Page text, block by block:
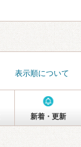
表示順について
新着・更新